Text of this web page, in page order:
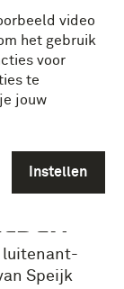
video
het gebruik
voor
te
jouw
Instellen
DE
luitenant-
Speijk